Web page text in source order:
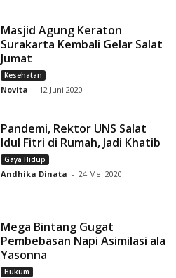
Masjid Agung Keraton
Surakarta Kembali Gelar Salat
Jumat
Kesehatan
Novita - 12 Juni 2020
Pandemi, Rektor UNS Salat
Idul Fitri di Rumah, Jadi Khatib
Gaya Hidup
Andhika Dinata - 24 Mei 2020
Mega Bintang Gugat
Pembebasan Napi Asimilasi ala
Yasonna
Hukum